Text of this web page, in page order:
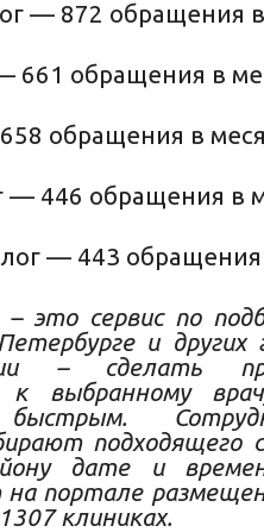
— 872 обращения
661 обращения в
обращения в
— 446 обращения в
— 443
это сервис по
и других
– сделать
к выбранному
быстрым.
подходящего
дате и
портале
клиниках.